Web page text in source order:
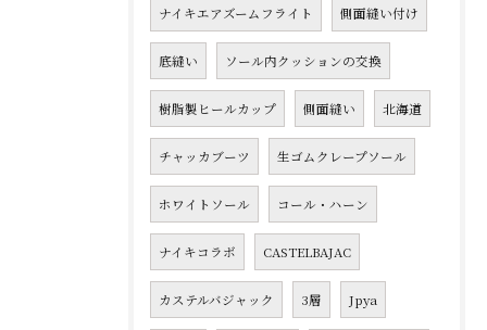
ナイキエアズームフライト 側面縫い付け
底縫い ソール内クッションの交換
樹脂製ヒールカップ 側面縫い 北海道
チャッカブーツ 生ゴムクレープソール
ホワイトソール コール・ハーン
ナイキコラボ CASTELBAJAC
カステルバジャック 3層 Jpya